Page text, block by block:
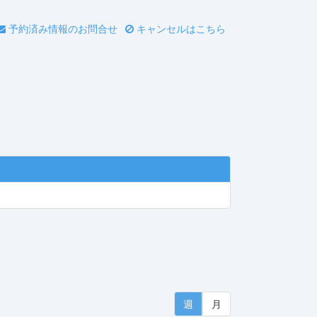
予約済み情報のお問合せ キャンセルはこちら
週 月